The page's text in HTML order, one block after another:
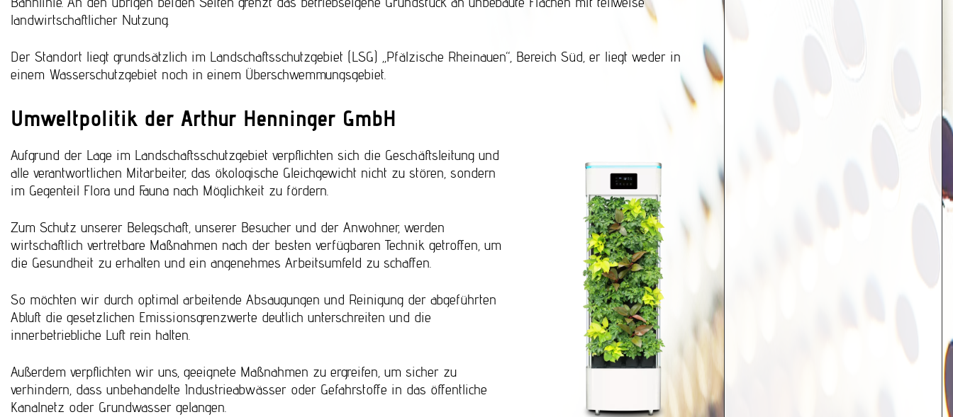
landwirtschaftlicher Nutzung.
Der Standort liegt grundsätzlich im Landschaftsschutzgebiet (LSG) „Pfälzische Rheinauen“, Bereich Süd, er liegt weder in
einem Wasserschutzgebiet noch in einem Überschwemmungsgebiet.
Umweltpolitik der Arthur Henninger GmbH
Aufgrund der Lage im Landschaftsschutzgebiet verpflichten sich die Geschäftsleitung und
alle verantwortlichen Mitarbeiter, das ökologische Gleichgewicht nicht zu stören, sondern
im Gegenteil Flora und Fauna nach Möglichkeit zu fördern.
Zum Schutz unserer Belegschaft, unserer Besucher und der Anwohner, werden
wirtschaftlich vertretbare Maßnahmen nach der besten verfügbaren Technik getroffen, um
die Gesundheit zu erhalten und ein angenehmes Arbeitsumfeld zu schaffen.
So möchten wir durch optimal arbeitende Absaugungen und Reinigung der abgeführten
Abluft die gesetzlichen Emissionsgrenzwerte deutlich unterschreiten und die
innerbetriebliche Luft rein halten.
Außerdem verpflichten wir uns, geeignete Maßnahmen zu ergreifen, um sicher zu
verhindern, dass unbehandelte Industrieabwässer oder Gefahrstoffe in das öffentliche
Kanalnetz oder Grundwasser gelangen.